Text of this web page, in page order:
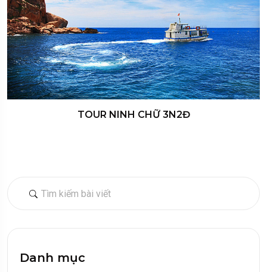
Danh mục
TOUR NINH CHỮ 3N2Đ